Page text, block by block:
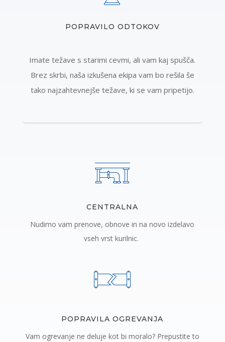
POPRAVILO ODTOKOV
Imate težave s starimi cevmi, ali vam kaj spušča.
Brez skrbi, naša izkušena ekipa vam bo rešila še
tako najzahtevnejše težave, ki se vam pripetijo.
CENTRALNA
Nudimo vam prenove, obnove in na novo izdelavo
vseh vrst kurilnic.
POPRAVILA OGREVANJA
Vam ogrevanje ne deluje kot bi moralo? Prepustite to